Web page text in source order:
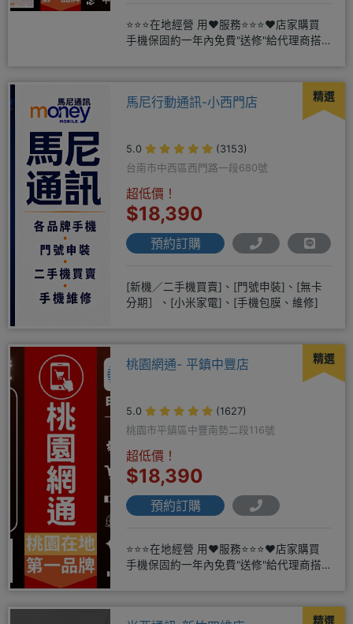
⭐⭐⭐在地經營 用❤️服務⭐⭐⭐❤️店家購買
手機保固約一年內免費"送修"給代理商搭
精選
馬尼行動通訊-小西門店
5.0
(3153)
台南市中西區西門路一段680號
超低價！
$18,390
預約訂購
[新機／二手機買賣]、[門號申裝]、[無卡
分期］、[小米家電]、[手機包膜、維修]
精選
桃園網通- 平鎮中豐店
5.0
(1627)
桃園市平鎮區中豐南勢二段116號
超低價！
$18,390
預約訂購
⭐⭐⭐在地經營 用❤️服務⭐⭐⭐❤️店家購買
手機保固約一年內免費"送修"給代理商搭
精選